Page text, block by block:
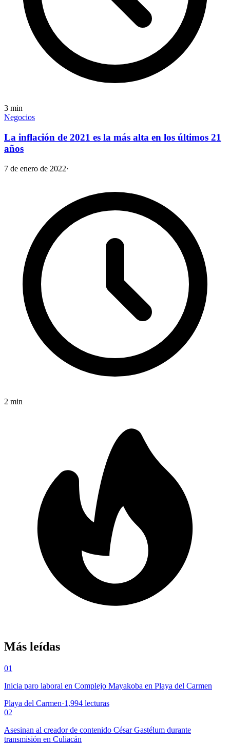
3 min
Negocios
La inflación de 2021 es la más alta en los últimos 21
años
7 de enero de 2022·
2 min
Más leídas
01
Inicia paro laboral en Complejo Mayakoba en Playa del Carmen
Playa del Carmen·1,994 lecturas
02
Asesinan al creador de contenido César Gastélum durante
transmisión en Culiacán